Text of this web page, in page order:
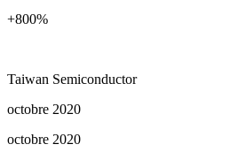
+800%
Taiwan Semiconductor
octobre 2020
octobre 2020